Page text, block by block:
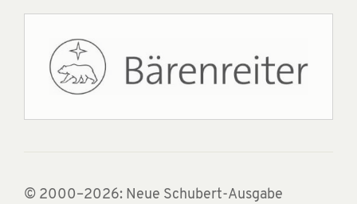
© 2000–2026: Neue Schubert-Ausgabe